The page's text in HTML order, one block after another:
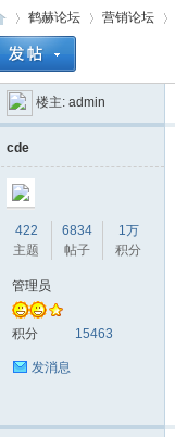
»
鹤赫论坛
›
营销论坛
楼主: admin
cde
422
主题
6834
帖子
1万
积分
管理员
积分 15463
发消息